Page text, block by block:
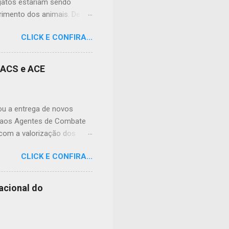
estariam sendo
dos animais. De
à sua residência, em
dor causada aos
podendo atingir
tóxicas deixadas em
CLICK E CONFIRA...
e ACE
a entrega de novos
Agentes de Combate
a valorização dos
foram preparados para
contribuindo para o
o prefeito Erivan
frente da saúde pública.
junto à população.
CLICK E CONFIRA...
do